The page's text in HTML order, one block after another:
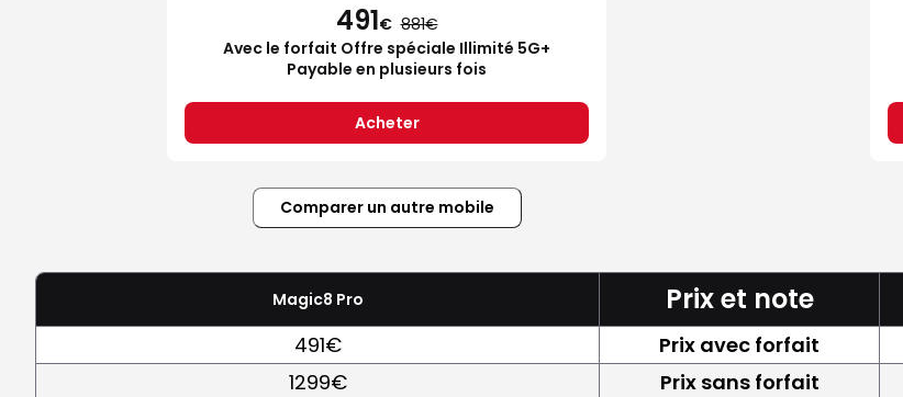
491€ 881
Avec le forfait Offre spéciale Illimité 5G+
Payable en plusieurs fois
Acheter
Comparer un autre mobile
Magic8 Pro Prix et note
491€ Prix avec forfait
1299€
Prix sans forfait